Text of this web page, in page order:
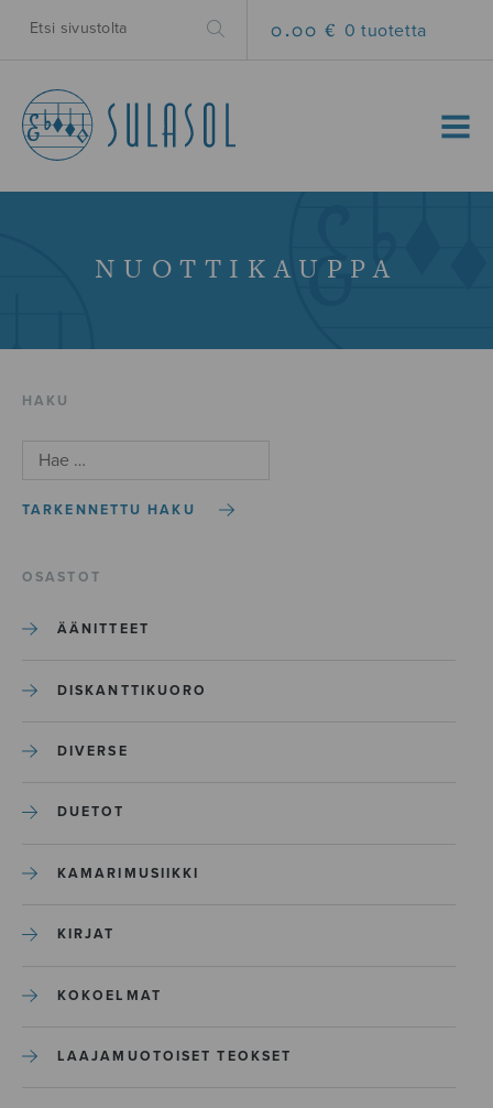
0.00 € 0 tuotetta
MENU
NUOTTIKAUPPA
HAKU
TARKENNETTU HAKU
OSASTOT
ÄÄNITTEET
DISKANTTIKUORO
DIVERSE
DUETOT
KAMARIMUSIIKKI
KIRJAT
KOKOELMAT
LAAJAMUOTOISET TEOKSET